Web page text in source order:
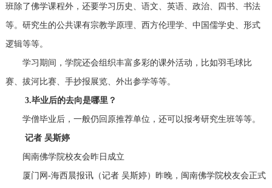
班除了佛学课程外，还要学习历史、语文、英语、政治、四书、书法
等。研究生的公共课有宗教学原理、西方伦理学、中国儒学史、形式
逻辑等等。
学习期间，学院还会组织丰富多彩的课外活动，比如羽毛球比
赛、拔河比赛、手抄报展览、外出参学等等。
3.毕业后的去向是哪里？
学僧毕业后，一般仍回原推荐单位，还可以报考研究生班等等。
记者 吴斯婷
闽南佛学院校友会昨日成立
厦门网-海西晨报讯（记者 吴斯婷）昨晚，闽南佛学院校友会正式